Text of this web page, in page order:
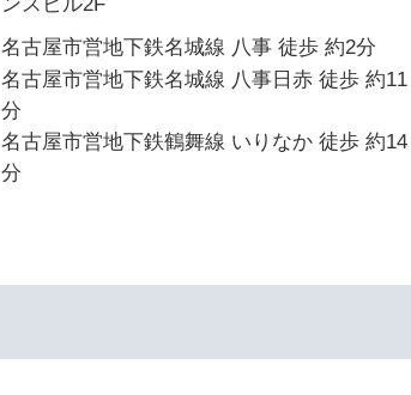
名古屋市営地下鉄名城線 八事 徒歩 約2分
名古屋市営地下鉄名城線 八事日赤 徒歩 約11
分
名古屋市営地下鉄鶴舞線 いりなか 徒歩 約14
分